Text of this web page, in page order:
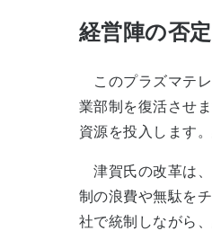
経営陣の否
このプラズマテレ
業部制を復活させ
資源を投入します
津賀氏の改革は、
制の浪費や無駄を
社で統制しながら